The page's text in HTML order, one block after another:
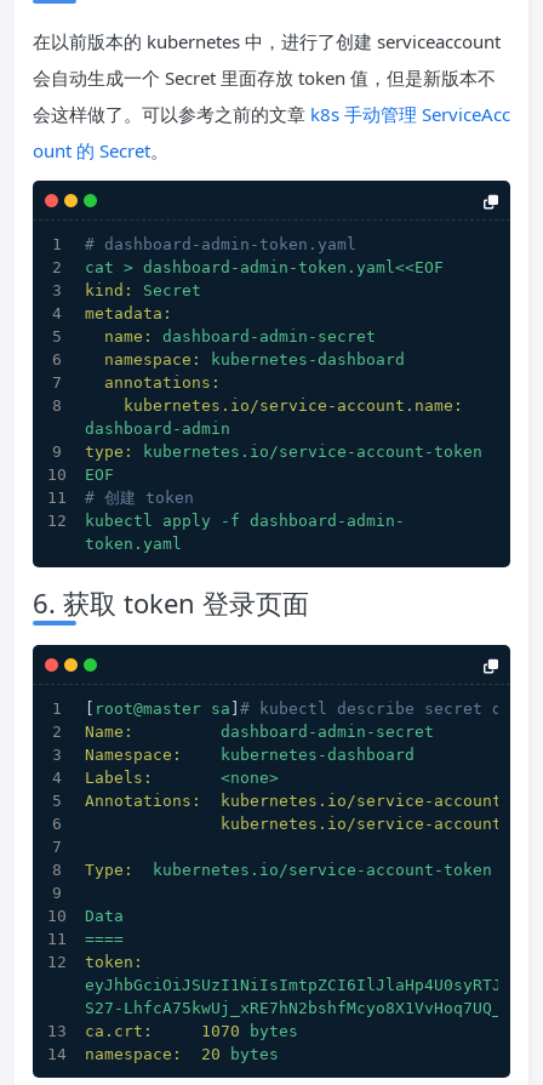
在以前版本的 kubernetes 中，进行了创建 serviceaccount
会自动生成一个 Secret 里面存放 token 值，但是新版本不
会这样做了。可以参考之前的文章 k8s 手动管理 ServiceAcc
ount 的 Secret。
# dashboard-admin-token.yaml
cat > dashboard-admin-token.yaml<<EOF
kind:
Secret
metadata:
name:
dashboard-admin-secret
namespace:
kubernetes-dashboard
annotations:
kubernetes.io/service-account.name:
dashboard-admin
type:
kubernetes.io/service-account-token
EOF
# 创建 token
kubectl
apply -f dashboard-admin-
token.yaml
6. 获取 token 登录页面
root@master sa # kubectl describe secret
Name:
dashboard-admin-secret
Namespace:
kubernetes-dashboard
Labels:
<none>
Annotations:  kubernetes.io/service-
kubernetes.io/service-
Type: kubernetes.io/service-account-token
Data
====
token:
S27-
ca.crt:
1070
bytes
namespace:
20 bytes